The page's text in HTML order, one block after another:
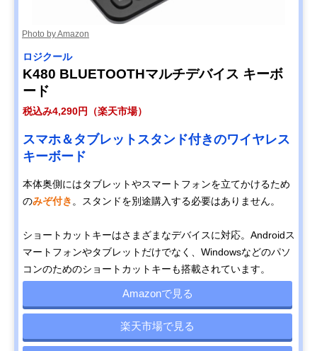
Photo by Amazon
ロジクール
K480 BLUETOOTHマルチデバイス キーボ
ード
税込み4,290円（楽天市場）
スマホ＆タブレットスタンド付きのワイヤレス
キーボード
本体奥側にはタブレットやスマートフォンを立てかけるため
のみぞ付き 。スタンドを別途購入する必要はありません。
ショートカットキーはさまざまなデバイスに対応。Androidス
マートフォンやタブレットだけでなく、Windowsなどのパソ
コンのためのショートカットキーも搭載されています。
Amazonで見る
楽天市場で見る